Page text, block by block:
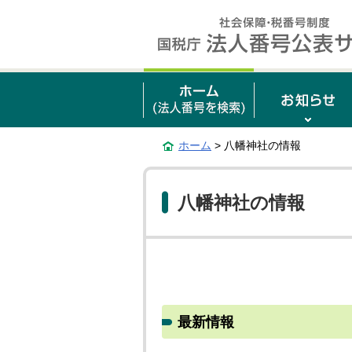
ホーム > 八幡神社の情報
八幡神社の情報
最新情報